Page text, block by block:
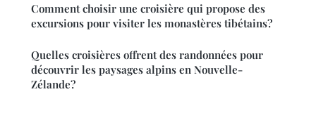
Comment choisir une croisière qui propose des
excursions pour visiter les monastères tibétains?
Quelles croisières offrent des randonnées pour
découvrir les paysages alpins en Nouvelle-
Zélande?